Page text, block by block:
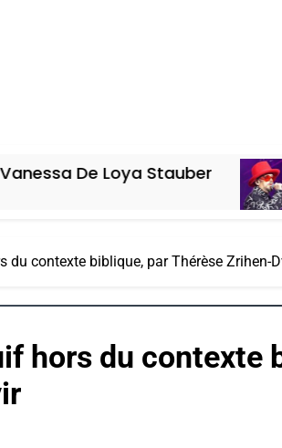
Stauber «Tu
6 Jours Ago
du contexte biblique, par Thérèse Zrihen-
hors du contexte